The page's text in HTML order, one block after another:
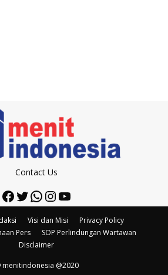
Contact Us
Facebook
Twitter
WhatsApp
Instagram
YouTube
Visi dan Misi
Privacy Policy
Pers
SOP Perlindungan Wartawan
Disclaimer
@2020